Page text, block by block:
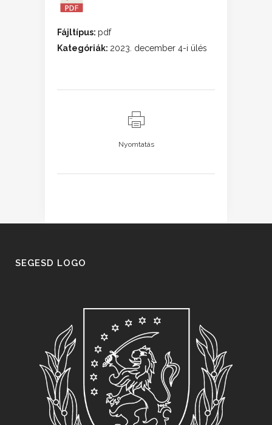
Fájltípus: pdf
Kategóriák: 2023. december 4-i ülés
Nyomtatás
SEGESD LOGO